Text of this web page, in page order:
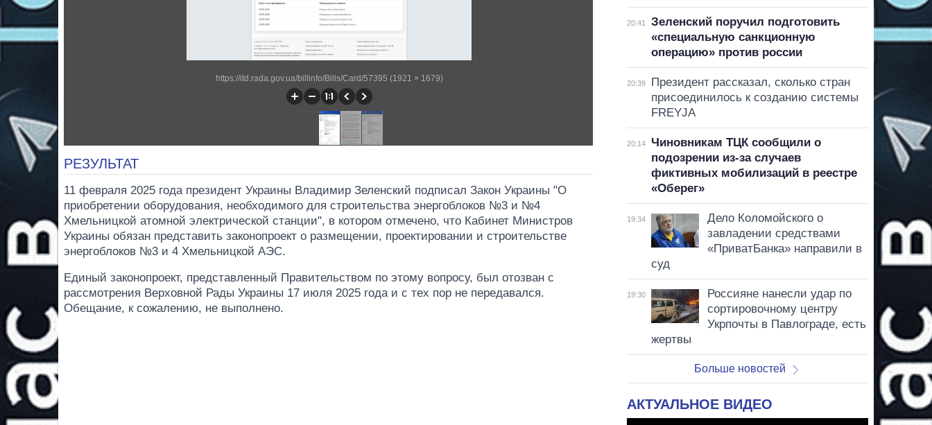
https://itd.rada.gov.ua/billinfo/Bills/Card/57395 (1921 × 1679)
РЕЗУЛЬТАТ
11 февраля 2025 года президент Украины Владимир Зеленский подписал Закон Украины "О
приобретении оборудования, необходимого для строительства энергоблоков №3 и №4
Хмельницкой атомной электрической станции", в котором отмечено, что Кабинет Министров
Украины обязан представить законопроект о размещении, проектировании и строительстве
энергоблоков №3 и 4 Хмельницкой АЭС.
Единый законопроект, представленный Правительством по этому вопросу, был отозван с
рассмотрения Верховной Рады Украины 17 июля 2025 года и с тех пор не передавался.
Обещание, к сожалению, не выполнено.
20:41
Зеленский поручил подготовить
«специальную санкционную
операцию» против россии
20:39
Президент рассказал, сколько стран
присоединилось к созданию системы
FREYJA
20:14
Чиновникам ТЦК сообщили о
подозрении из-за случаев
фиктивных мобилизаций в реестре
«Оберег»
19:34
Дело Коломойского о
завладении средствами
«ПриватБанка» направили в
суд
19:30
Россияне нанесли удар по
сортировочному центру
Укрпочты в Павлограде, есть
жертвы
Больше новостей
АКТУАЛЬНОЕ ВИДЕО